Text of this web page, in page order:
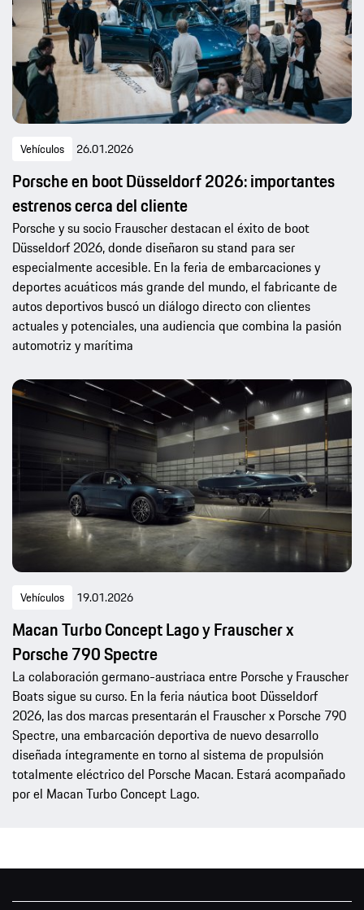
Vehículos 26.01.2026
Porsche en boot Düsseldorf 2026: importantes
estrenos cerca del cliente
Porsche y su socio Frauscher destacan el éxito de boot
Düsseldorf 2026, donde diseñaron su stand para ser
especialmente accesible. En la feria de embarcaciones y
deportes acuáticos más grande del mundo, el fabricante de
autos deportivos buscó un diálogo directo con clientes
actuales y potenciales, una audiencia que combina la pasión
automotriz y marítima
Vehículos 19.01.2026
Macan Turbo Concept Lago y Frauscher x
Porsche 790 Spectre
La colaboración germano-austriaca entre Porsche y Frauscher
Boats sigue su curso. En la feria náutica boot Düsseldorf
2026, las dos marcas presentarán el Frauscher x Porsche 790
Spectre, una embarcación deportiva de nuevo desarrollo
diseñada íntegramente en torno al sistema de propulsión
totalmente eléctrico del Porsche Macan. Estará acompañado
por el Macan Turbo Concept Lago.